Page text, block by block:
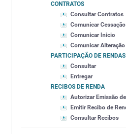
CONTRATOS
Consultar Contratos
Comunicar Cessação
Comunicar Inicio
Comunicar Alteração
PARTICIPAÇÃO DE RENDAS
Consultar
Entregar
RECIBOS DE RENDA
Autorizar Emissão
Emitir Recibo de
Consultar Recibos